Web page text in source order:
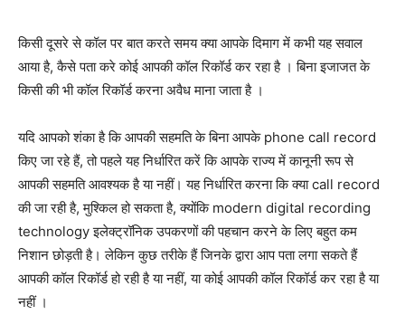
किसी दूसरे से कॉल पर बात करते समय क्या आपके दिमाग में कभी यह सवाल
आया है, कैसे पता करे कोई आपकी कॉल रिकॉर्ड कर रहा है । बिना इजाजत के
किसी की भी कॉल रिकॉर्ड करना अवैध माना जाता है ।
यदि आपको शंका है कि आपकी सहमति के बिना आपके phone call record
किए जा रहे हैं, तो पहले यह निर्धारित करें कि आपके राज्य में कानूनी रूप से
आपकी सहमति आवश्यक है या नहीं। यह निर्धारित करना कि क्या call record
की जा रही है, मुश्किल हो सकता है, क्योंकि modern digital recording
technology इलेक्ट्रॉनिक उपकरणों की पहचान करने के लिए बहुत कम
निशान छोड़ती है। लेकिन कुछ तरीके हैं जिनके द्वारा आप पता लगा सकते हैं
आपकी कॉल रिकॉर्ड हो रही है या नहीं, या कोई आपकी कॉल रिकॉर्ड कर रहा है या
नहीं ।